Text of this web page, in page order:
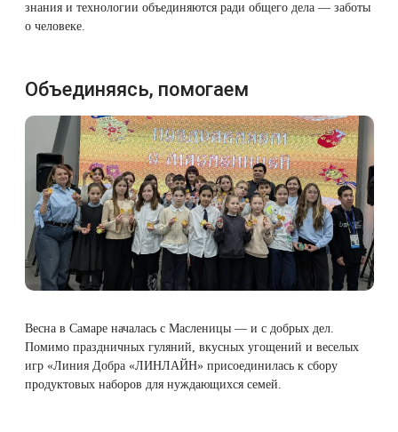
знания и технологии объединяются ради общего дела — заботы
о человеке.
Объединяясь, помогаем
Весна в Самаре началась с Масленицы — и с добрых дел.
Помимо праздничных гуляний, вкусных угощений и веселых
игр «Линия Добра «ЛИНЛАЙН» присоединилась к сбору
продуктовых наборов для нуждающихся семей.